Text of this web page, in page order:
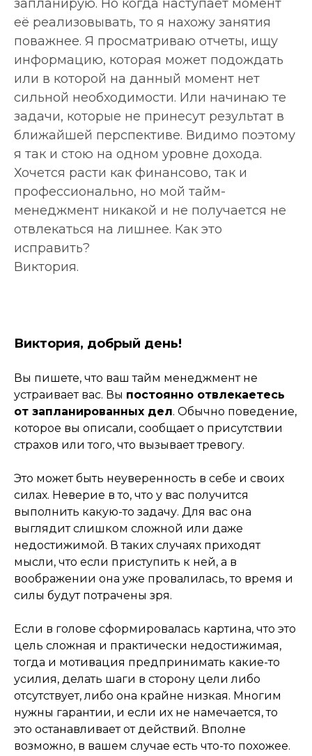
запланирую. Но когда наступает момент
её реализовывать, то я нахожу занятия
поважнее. Я просматриваю отчеты, ищу
информацию, которая может подождать
или в которой на данный момент нет
сильной необходимости. Или начинаю те
задачи, которые не принесут результат в
ближайшей перспективе. Видимо поэтому
я так и стою на одном уровне дохода.
Хочется расти как финансово, так и
профессионально, но мой тайм-
менеджмент никакой и не получается не
отвлекаться на лишнее. Как это
исправить?
Виктория.
Виктория, добрый день!
Вы пишете, что ваш тайм менеджмент не
устраивает вас. Вы постоянно отвлекаетесь
от запланированных дел. Обычно поведение,
которое вы описали, сообщает о присутствии
страхов или того, что вызывает тревогу.
Это может быть неуверенность в себе и своих
силах. Неверие в то, что у вас получится
выполнить какую-то задачу. Для вас она
выглядит слишком сложной или даже
недостижимой. В таких случаях приходят
мысли, что если приступить к ней, а в
воображении она уже провалилась, то время и
силы будут потрачены зря.
Если в голове сформировалась картина, что это
цель сложная и практически недостижимая,
тогда и мотивация предпринимать какие-то
усилия, делать шаги в сторону цели либо
отсутствует, либо она крайне низкая. Многим
нужны гарантии, и если их не намечается, то
это останавливает от действий. Вполне
возможно, в вашем случае есть что-то похожее.